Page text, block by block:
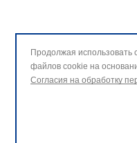
Продолжая использовать
файлов cookie на
Согласия на обработку